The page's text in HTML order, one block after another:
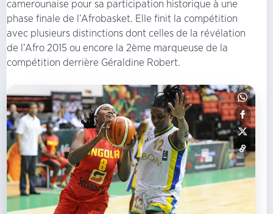
camerounaise pour sa participation historique à une
phase finale de l’Afrobasket. Elle finit la compétition
avec plusieurs distinctions dont celles de la révélation
de l’Afro 2015 ou encore la 2ème marqueuse de la
compétition derrière Géraldine Robert.